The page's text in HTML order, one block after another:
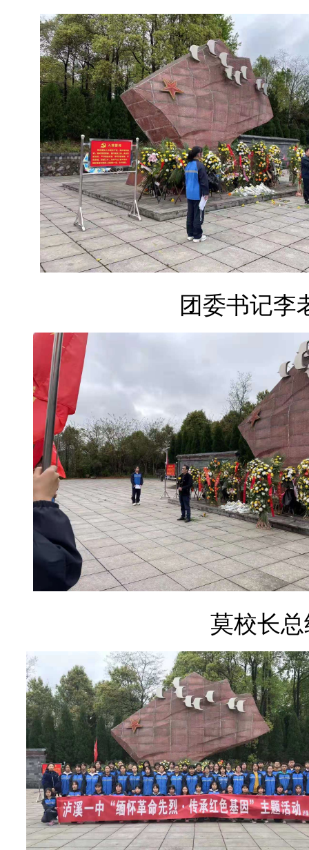
团委书记李老
莫校长总结